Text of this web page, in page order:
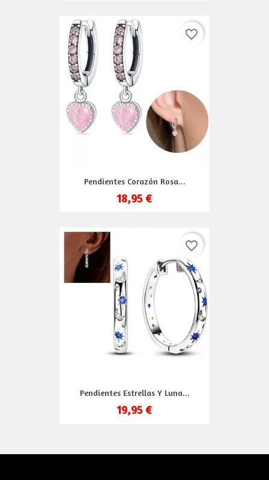
Pendientes Corazón Rosa...
18,95 €
favorite_border
Pendientes Estrellas Y Luna...
19,95 €
favorite_border